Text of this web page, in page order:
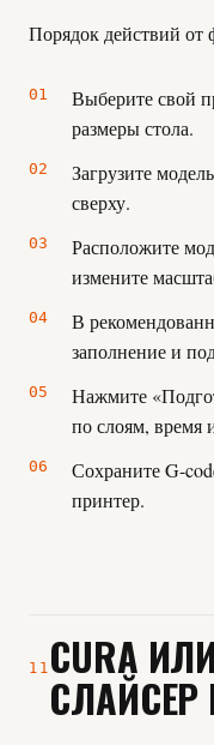
Порядок действий от
Выберите свой
размеры стола.
Загрузите
сверху.
Расположите
измените
В
заполнение и
Нажмите
по слоям, время
Сохраните G-
принтер.
11 CURA
СЛАЙСЕР